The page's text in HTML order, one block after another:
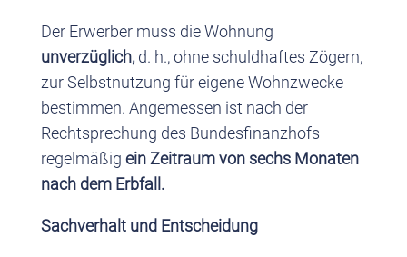
Der Erwerber muss die Wohnung
unverzüglich,d. h., ohne schuldhaftes Zögern,
zur Selbstnutzung für eigene Wohnzwecke
bestimmen. Angemessen ist nach der
Rechtsprechung des Bundesfinanzhofs
regelmäßig ein Zeitraum von sechs Monaten
nach dem Erbfall.
Sachverhalt und Entscheidung